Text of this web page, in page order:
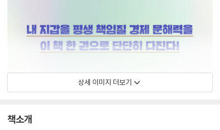
상세 이미지 더보기
책소개